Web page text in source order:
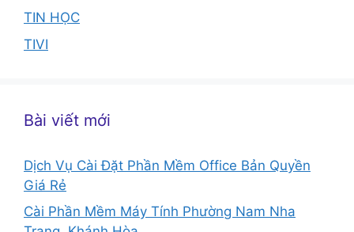
TIN HỌC
TIVI
Bài viết mới
Dịch Vụ Cài Đặt Phần Mềm Office Bản Quyền
Giá Rẻ
Cài Phần Mềm Máy Tính Phường Nam Nha